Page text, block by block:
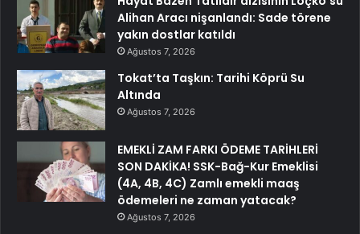
Alihan Aracı nişanlandı: Sade törene
yakın dostlar katıldı
Ağustos 7, 2026
Tokat’ta Taşkın: Tarihi Köprü Su
Altında
Ağustos 7, 2026
EMEKLİ ZAM FARKI ÖDEME TARİHLERİ
SON DAKİKA! SSK-Bağ-Kur Emeklisi
(4A, 4B, 4C) Zamlı emekli maaş
ödemeleri ne zaman yatacak?
Ağustos 7, 2026